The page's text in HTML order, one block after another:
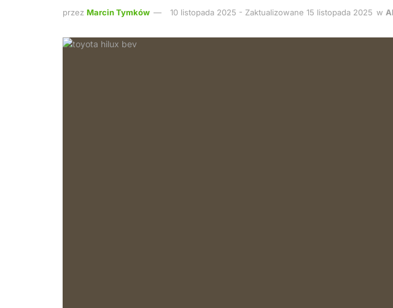
przez Marcin Tymków 10 listopada 2025 - Zaktualizowane 15 listopada 2025 w